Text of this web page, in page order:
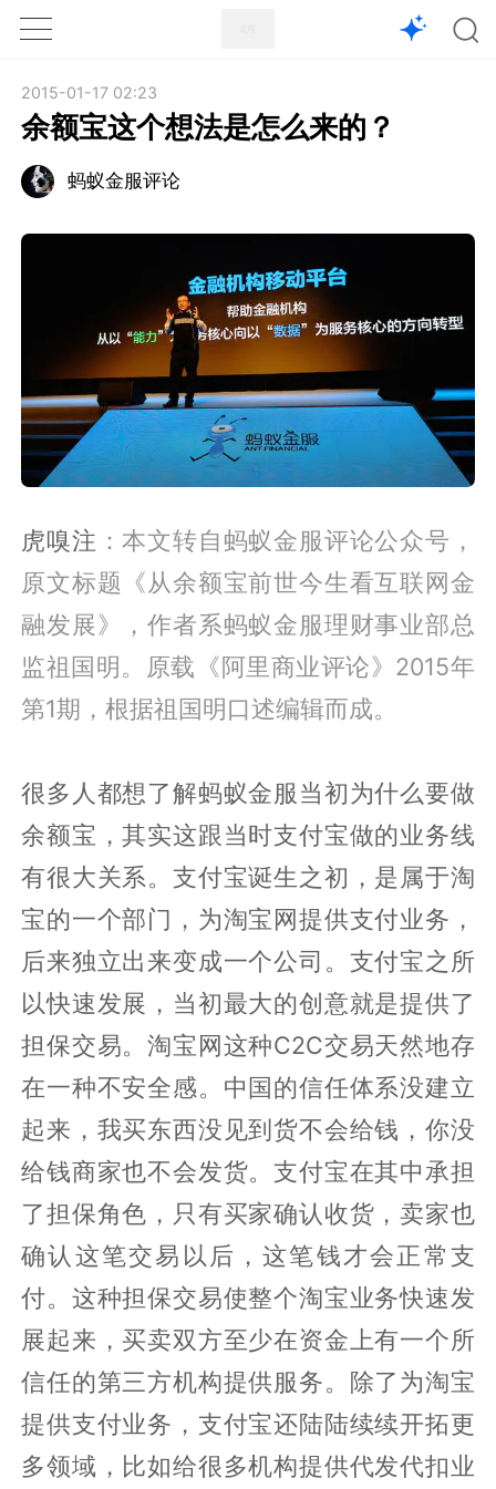
1X
2015-01-17 02:23
余额宝这个想法是怎么来的？
蚂蚁金服评论
虎嗅注 ：本文转自蚂蚁金服评论公众号，
原文标题《从余额宝前世今生看互联网金
融发展》，作者系蚂蚁金服理财事业部总
监祖国明。原载《阿里商业评论》2015年
第1期，根据祖国明口述编辑而成。
很多人都想了解蚂蚁金服当初为什么要做
余额宝，其实这跟当时支付宝做的业务线
有很大关系。支付宝诞生之初，是属于淘
宝的一个部门，为淘宝网提供支付业务，
后来独立出来变成一个公司。支付宝之所
以快速发展，当初最大的创意就是提供了
担保交易。淘宝网这种C2C交易天然地存
在一种不安全感。中国的信任体系没建立
起来，我买东西没见到货不会给钱，你没
给钱商家也不会发货。支付宝在其中承担
了担保角色，只有买家确认收货，卖家也
确认这笔交易以后，这笔钱才会正常支
付。这种担保交易使整个淘宝业务快速发
展起来，买卖双方至少在资金上有一个所
信任的第三方机构提供服务。除了为淘宝
提供支付业务，支付宝还陆陆续续开拓更
多领域，比如给很多机构提供代发代扣业